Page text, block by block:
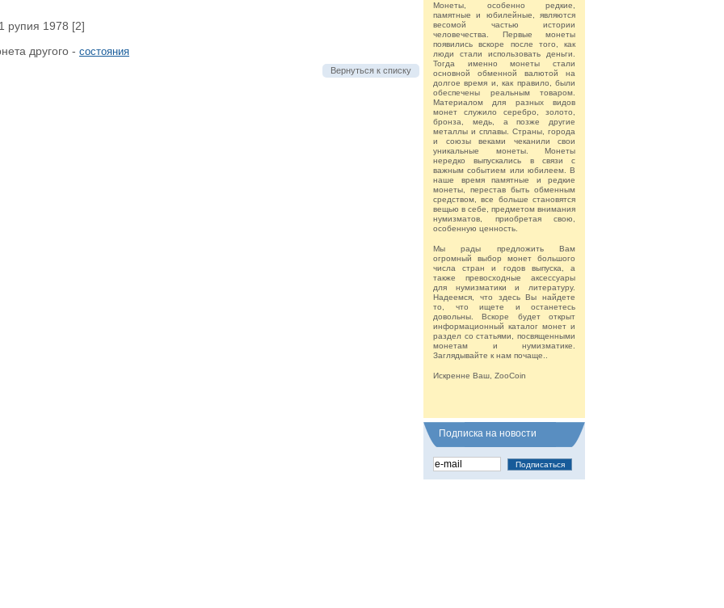
Монеты, особенно редкие,
памятные и юбилейные, являются
весомой частью истории
человечества. Первые монеты
появились вскоре после того, как
люди стали использовать деньги.
Тогда именно монеты стали
основной обменной валютой на
долгое время и, как правило, были
обеспечены реальным товаром.
Материалом для разных видов
монет служило серебро, золото,
бронза, медь, а позже другие
металлы и сплавы. Страны, города
и союзы веками чеканили свои
уникальные монеты. Монеты
нередко выпускались в связи с
важным событием или юбилеем. В
наше время памятные и редкие
монеты, перестав быть обменным
средством, все больше становятся
вещью в себе, предметом внимания
нумизматов, приобретая свою,
особенную ценность.
Мы рады предложить Вам
огромный выбор монет большого
числа стран и годов выпуска, а
также превосходные аксессуары
для нумизматики и литературу.
Надеемся, что здесь Вы найдете
то, что ищете и останетесь
довольны. Вскоре будет открыт
информационный каталог монет и
раздел со статьями, посвященными
монетам и нумизматике.
Заглядывайте к нам почаще..
Искренне Ваш, ZooCoin
Подписка на новости
рупия 1978 [2]
другого - состояния
Вернуться к списку